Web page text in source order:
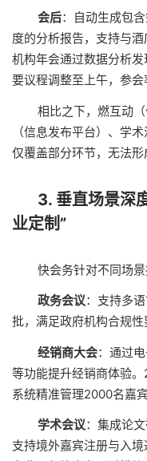
会后：自动生成包
度的分析报告，支持与
机构年会通过数据分析
要议程调整至上午，参会
相比之下，燃互动
（信息发布平台）、学
仅覆盖部分环节，无法形
3. 垂直场景深
业定制”
快会务针对不同场景
政务会议：支持多
批，满足政府机构合规性
经销商大会：通过
等功能提升经销商体验
系统精准管理2000名嘉
学术会议：集成论
支持境外嘉宾注册与入